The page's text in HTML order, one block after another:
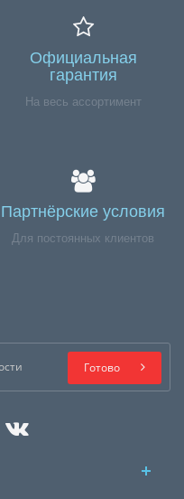
Официальная
гарантия
На весь ассортимент
Партнёрские условия
Для постоянных клиентов
Готово